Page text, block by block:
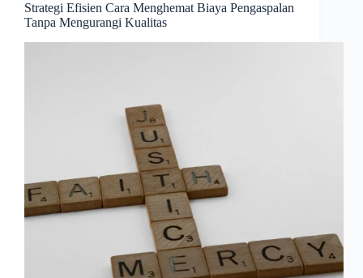
Strategi Efisien Cara Menghemat Biaya Pengaspalan
Tanpa Mengurangi Kualitas